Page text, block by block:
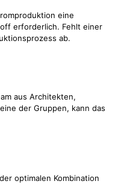
eine
erforderlich. Fehlt einer
ab.
aus Architekten,
der Gruppen, kann das
optimalen Kombination